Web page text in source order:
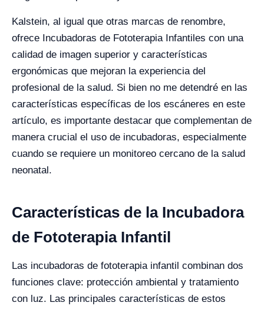
Kalstein, al igual que otras marcas de renombre,
ofrece Incubadoras de Fototerapia Infantiles con una
calidad de imagen superior y características
ergonómicas que mejoran la experiencia del
profesional de la salud. Si bien no me detendré en las
características específicas de los escáneres en este
artículo, es importante destacar que complementan de
manera crucial el uso de incubadoras, especialmente
cuando se requiere un monitoreo cercano de la salud
neonatal.
Características de la Incubadora
de Fototerapia Infantil
Las incubadoras de fototerapia infantil combinan dos
funciones clave: protección ambiental y tratamiento
con luz. Las principales características de estos